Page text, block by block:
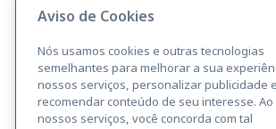
Adequação à
A Rainforest Alliance
sustentáveis.
Aviso de Cookies
Nós usamos cookies e outras tecnologias
semelhantes para melhorar a sua
nossos serviços, personalizar publicidade e
recomendar conteúdo de seu interesse.
nossos serviços, você concorda com tal